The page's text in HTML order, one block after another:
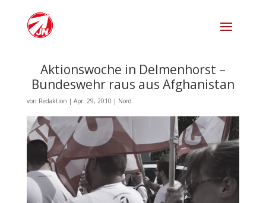
Aktionswoche in Delmenhorst –
Bundeswehr raus aus Afghanistan
von Redaktion | Apr. 29, 2010 | Nord